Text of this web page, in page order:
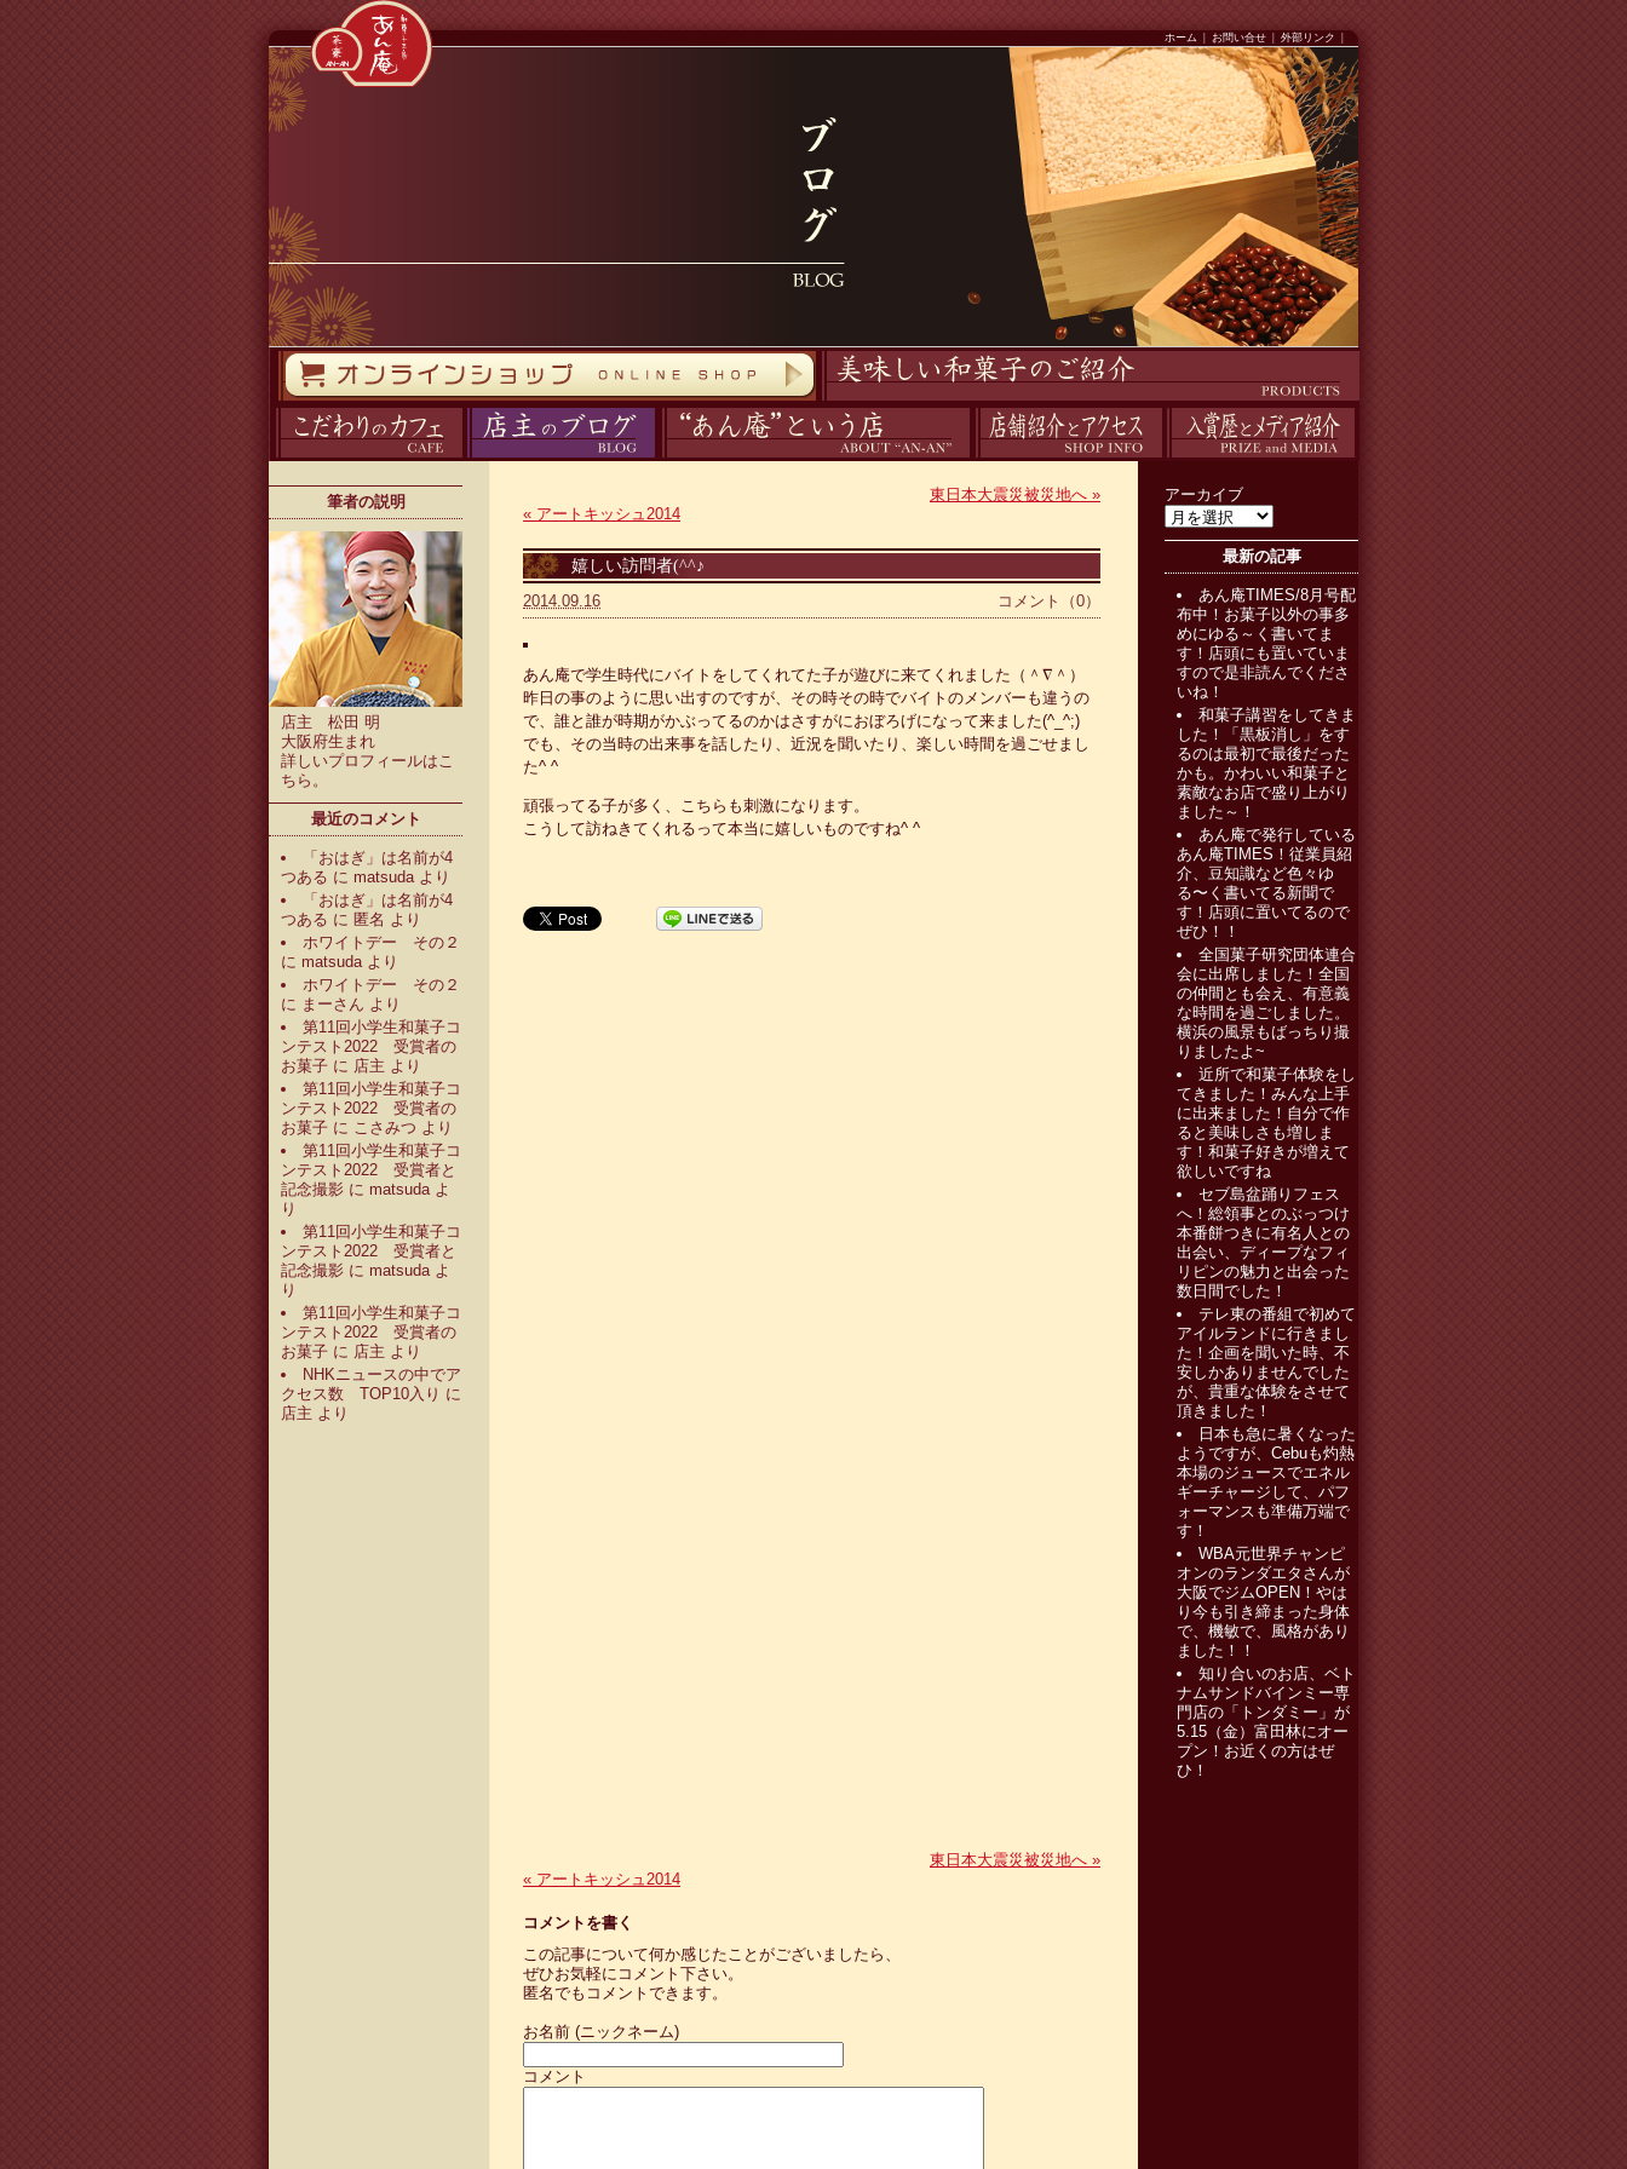
ホーム お問い合せ 外部リンク
筆者の説明
店主 松田 明
大阪府生まれ
詳しいプロフィールはこ
ちら 。
最近のコメント
「おはぎ」は名前が4
つある に matsudaより
「おはぎ」は名前が4
つある に 匿名 より
ホワイトデー その２
に matsudaより
ホワイトデー その２
に まーさん より
第11回小学生和菓子コ
ンテスト2022 受賞者の
お菓子 に 店主 より
第11回小学生和菓子コ
ンテスト2022 受賞者の
お菓子 に こさみつ より
第11回小学生和菓子コ
ンテスト2022 受賞者と
記念撮影 に matsudaよ
り
第11回小学生和菓子コ
ンテスト2022 受賞者と
記念撮影 に matsudaよ
り
第11回小学生和菓子コ
ンテスト2022 受賞者の
お菓子 に 店主 より
NHKニュースの中でア
クセス数 TOP10入り に
店主 より
アーカイブ
最新の記事
あん庵TIMES/8月号配
布中！お菓子以外の事多
めにゆる～く書いてま
す！店頭にも置いていま
すので是非読んでくださ
いね！
和菓子講習をしてきま
した！「黒板消し」をす
るのは最初で最後だった
かも。かわいい和菓子と
素敵なお店で盛り上がり
ました～！
あん庵で発行している
あん庵TIMES！従業員紹
介、豆知識など色々ゆ
る〜く書いてる新聞で
す！店頭に置いてるので
ぜひ！！
全国菓子研究団体連合
会に出席しました！全国
の仲間とも会え、有意義
な時間を過ごしました。
横浜の風景もばっちり撮
りましたよ~
近所で和菓子体験をし
てきました！みんな上手
に出来ました！自分で作
ると美味しさも増しま
す！和菓子好きが増えて
欲しいですね
セブ島盆踊りフェス
へ！総領事とのぶっつけ
本番餅つきに有名人との
出会い、ディープなフィ
リピンの魅力と出会った
数日間でした！
テレ東の番組で初めて
アイルランドに行きまし
た！企画を聞いた時、不
安しかありませんでした
が、貴重な体験をさせて
頂きました！
日本も急に暑くなった
ようですが、Cebuも灼熱
本場のジュースでエネル
ギーチャージして、パフ
ォーマンスも準備万端で
す！
WBA元世界チャンピ
オンのランダエタさんが
大阪でジムOPEN！やは
り今も引き締まった身体
で、機敏で、風格があり
ました！！
知り合いのお店、ベト
ナムサンドバインミー専
門店の「トンダミー」が
5.15（金）富田林にオー
プン！お近くの方はぜ
ひ！
東日本大震災被災地へ »
« アートキッシュ2014
嬉しい訪問者(^^♪
コメント（0）
2014.09.16
あん庵で学生時代にバイトをしてくれてた子が遊びに来てくれました（＾∇＾）
昨日の事のように思い出すのですが、その時その時でバイ トのメンバーも違うの
で、誰と誰が時期がかぶってるのかはさすがにおぼろげになって来ました(^_^;)
でも、その当時の出来事を話したり、近況を聞いたり、楽しい時間を過ごせまし
た^ ^
頑張ってる子が多く、こちらも刺激になります。
こうして訪ねきてくれるって本当に嬉しいものですね^ ^
東日本大震災被災地へ »
« アートキッシュ2014
コメントを書く
この記事について何か感じたことがございましたら、
ぜひお気軽にコメント下さい。
匿名でもコメントできます。
お名前 (ニックネーム)
コメント